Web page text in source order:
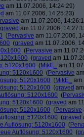
am 11.07.2006, 14:24:29)
am 11.07.2006, 14:25:23)
am 11.07.2006,
graved am 11.07.2006,
(Pervasive am 11.07.2006,
(graved am 11.07.2006,
(Pervasive am
(graved am
5120x1600 (MikE_
am
5120x1600 (Pervasive
5120x1600 (MikE_
am
5120x1600 (graved
5120x1600 (
5120x1600 (graved am
5120x1600 (Pervasive
5120x1600 (graved
Auflösung: 5120x1600 (
Auflösung: 5120x1600 (